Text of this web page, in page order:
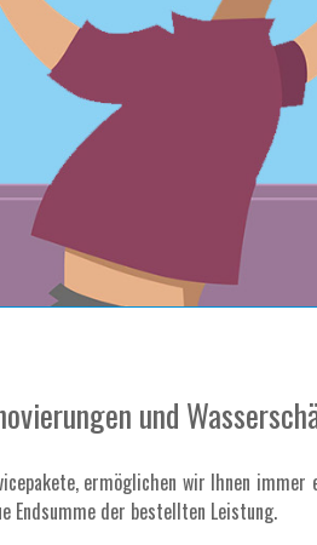
und
ermöglichen wir Ihnen
Endsumme der bestellten Leistung.